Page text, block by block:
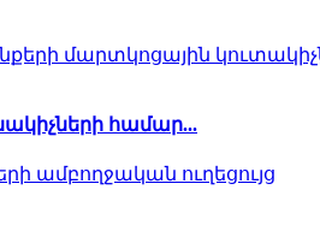
համար...